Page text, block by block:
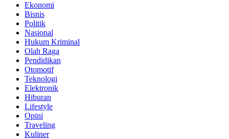
Ekonomi
Bisnis
Politik
Nasional
Hukum Kriminal
Olah Raga
Pendidikan
Otomotif
Teknologi
Elektronik
Hiburan
Lifestyle
Opini
Traveling
Kuliner